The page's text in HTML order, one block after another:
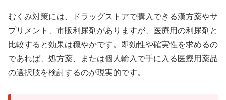
むくみ対策には、ドラッグストアで購入できる漢方薬やサ
プリメント、市販利尿剤がありますが、医療用の利尿剤と
比較すると効果は穏やかです。即効性や確実性を求めるの
であれば、処方薬、または個人輸入で手に入る医療用薬品
の選択肢を検討するのが現実的です。